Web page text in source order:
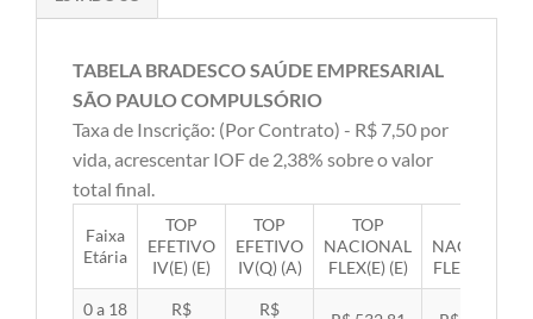
TABELA BRADESCO SAÚDE EMPRESARIAL
SÃO PAULO COMPULSÓRIO
Taxa de Inscrição: (Por Contrato) - R$ 7,50 por
vida, acrescentar IOF de 2,38% sobre o valor
total final.
Faixa
Etária
TOP
EFETIVO
IV(E) (E)
TOP
EFETIVO
IV(Q) (A)
TOP
NACIONAL
FLEX(E) (E)
NACIONAL
FLEX(Q) (A)
0 a 18 R$ R$